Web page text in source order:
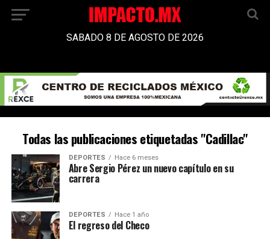
SABADO 8 DE AGOSTO DE 2026
Todas las publicaciones etiquetadas "Cadillac"
DEPORTES Hace 6 meses
Abre Sergio Pérez un nuevo capítulo en su
carrera
DEPORTES Hace 1 año
El regreso del Checo